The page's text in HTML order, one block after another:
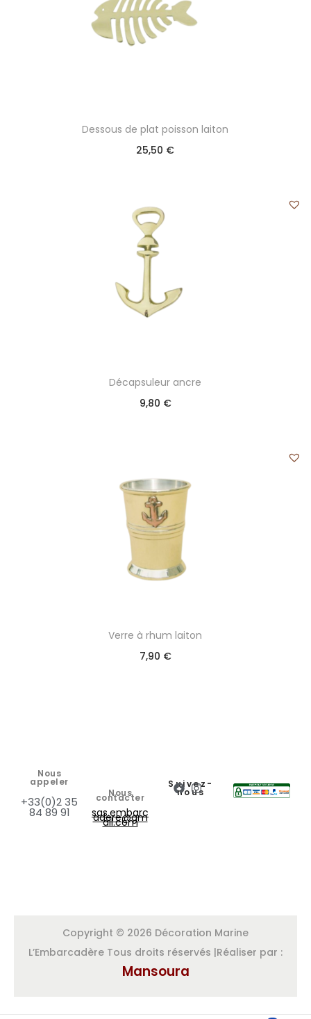
Dessous de plat poisson laiton
25,50 €
Décapsuleur ancre
9,80 €
Verre à rhum laiton
7,90 €
Nous
appeler
+33(0)2 35
84 89 91
Nous
contacter
sas.embarc
adere@gm
ail.com
Suivez-
nous
Copyright © 2026 Décoration Marine
L’Embarcadère Tous droits réservés |Réaliser par :
Mansoura